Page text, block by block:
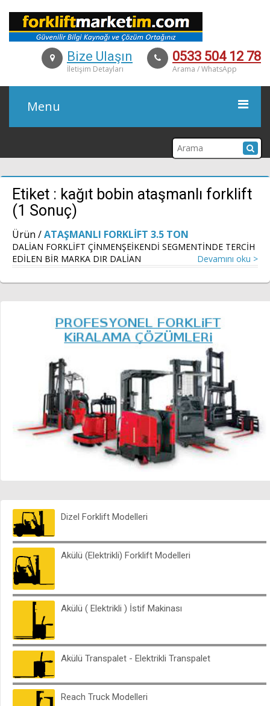
Bize Ulaşın
İletişim Detayları
0533 504 12 78
Arama / WhatsApp
Menu
KURUMSAL
ÜRÜNLER
KİRALAMA
SERVİS HİZMETLERİ
FORKLİFT MARKALARI
Etiket : kağıt bobin ataşmanlı forklift
(1 Sonuç)
Ürün /ATAŞMANLI FORKLİFT 3.5 TON
DALİAN FORKLİFT ÇİNMENŞEİKENDİ SEGMENTİNDE TERCİH
EDİLEN BİR MARKA DIR DALİAN
Devamını oku >
Dizel Forklift Modelleri
Akülü (Elektrikli) Forklift Modelleri
Akülü ( Elektrikli ) İstif Makinası
Akülü Transpalet - Elektrikli Transpalet
Reach Truck Modelleri